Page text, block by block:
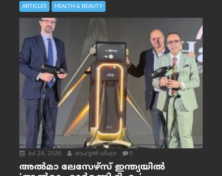
ARTICLES HEALTH & BEAUTY
Jul 24, 2026 രാഹുല്‍ ധിംഗ്ര 0
അൽമാ ലേസേഴ്സ് ഇന്ത്യയിൽ